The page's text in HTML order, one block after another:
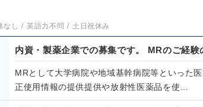
なし 英語力不問 土日祝休み
内資・製薬企業での募集です。 MRのご経験
MRとして大学病院や地域基幹病院等といった
正使用情報の提供提供や放射性医薬品を使…